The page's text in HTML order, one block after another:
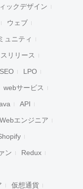
ックデザイン
ウェブ
ュニティ
リリース
LPO
webサービス
API
Webエンジニア
ン Redux
仮想通貨